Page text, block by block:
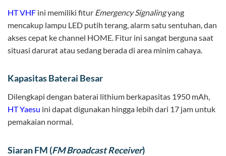
HT VHF ini memiliki fitur Emergency Signalingyang
mencakup lampu LED putih terang, alarm satu sentuhan, dan
akses cepat ke channel HOME. Fitur ini sangat berguna saat
situasi darurat atau sedang berada di area minim cahaya.
Kapasitas Baterai Besar
Dilengkapi dengan baterai lithium berkapasitas 1950 mAh,
HT Yaesu ini dapat digunakan hingga lebih dari 17 jam untuk
pemakaian normal.
Siaran FM (FM Broadcast Receiver)